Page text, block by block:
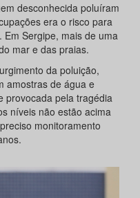
desconhecida poluíram
era o risco para
Sergipe, mais de uma
mar e das praias.
da poluição,
amostras de água e
provocada pela tragédia
níveis não estão acima
monitoramento